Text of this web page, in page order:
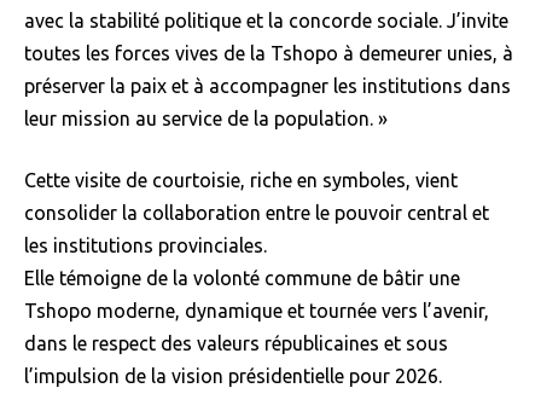
avec la stabilité politique et la concorde sociale. J’invite
toutes les forces vives de la Tshopo à demeurer unies, à
préserver la paix et à accompagner les institutions dans
leur mission au service de la population. »
Cette visite de courtoisie, riche en symboles, vient
consolider la collaboration entre le pouvoir central et
les institutions provinciales.
Elle témoigne de la volonté commune de bâtir une
Tshopo moderne, dynamique et tournée vers l’avenir,
dans le respect des valeurs républicaines et sous
l’impulsion de la vision présidentielle pour 2026.